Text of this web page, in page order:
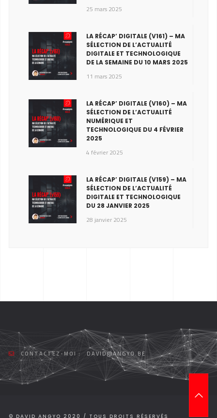
25 mars 2025
LA RÉCAP’ DIGITALE (V161) – MA
SÉLECTION DE L’ACTUALITÉ
DIGITALE ET TECHNOLOGIQUE
DE LA SEMAINE DU 10 MARS 2025
11 mars 2025
LA RÉCAP’ DIGITALE (V160) – MA
SÉLECTION DE L’ACTUALITÉ
NUMÉRIQUE ET
TECHNOLOGIQUE DU 4 FÉVRIER
2025
4 février 2025
LA RÉCAP’ DIGITALE (V159) – MA
SÉLECTION DE L’ACTUALITÉ
DIGITALE ET TECHNOLOGIQUE
DU 28 JANVIER 2025
28 janvier 2025
CONTACTEZ-MOI : DAVID@ANGYO.BE
© DAVID ANGYO 2020 / TOUS DROITS RÉSERVÉS